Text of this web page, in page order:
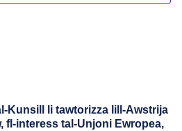
Kunsill li tawtorizza lill-Awstrija
fl-interess tal-Unjoni Ewropea,